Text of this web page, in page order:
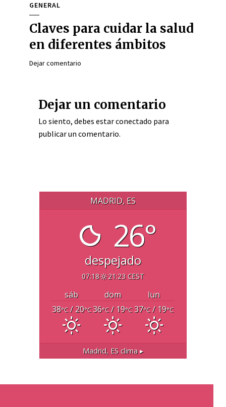
GENERAL
Claves para cuidar la salud
en diferentes ámbitos
Dejar comentario
Dejar un comentario
Lo siento, debes estarconectado para
publicar un comentario.
MADRID, ES
26°
despejado
07:18 21:23 CEST
sáb dom
lun
38°C/ 20°C36°C/ 19°C 37°C/ 19°C
Madrid, ES clima ▸